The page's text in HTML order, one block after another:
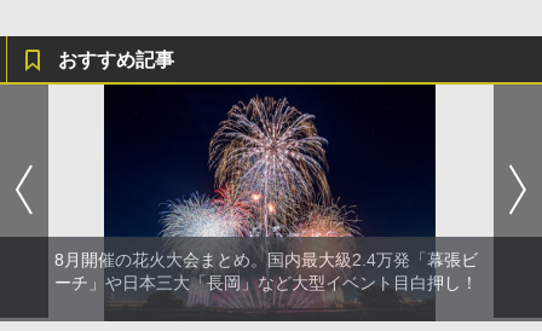
おすすめ記事
8月開催の花火大会まとめ。国内最大級2.4万発「幕張ビ
ーチ」や日本三大「長岡」など大型イベント目白押し！